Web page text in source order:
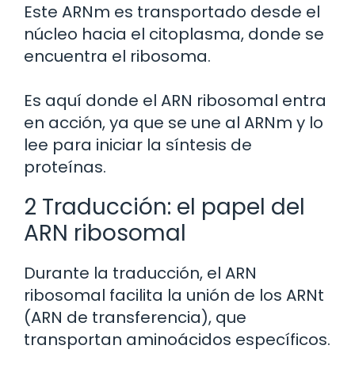
Este ARNm es transportado desde el
núcleo hacia el citoplasma, donde se
encuentra el ribosoma.
Es aquí donde el ARN ribosomal entra
en acción, ya que se une al ARNm y lo
lee para iniciar la síntesis de
proteínas.
2 Traducción: el papel del
ARN ribosomal
Durante la traducción, el ARN
ribosomal facilita la unión de los ARNt
(ARN de transferencia), que
transportan aminoácidos específicos.